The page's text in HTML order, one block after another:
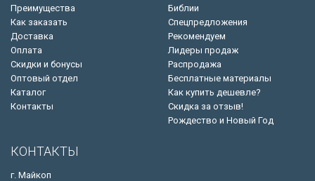
Преимущества
Как заказать
Доставка
Оплата
Скидки и бонусы
Оптовый отдел
Каталог
Контакты
Библии
Спецпредложения
Рекомендуем
Лидеры продаж
Распродажа
Бесплатные материалы
Как купить дешевле?
Скидка за отзыв!
Рождество и Новый Год
КОНТАКТЫ
г. Майкоп